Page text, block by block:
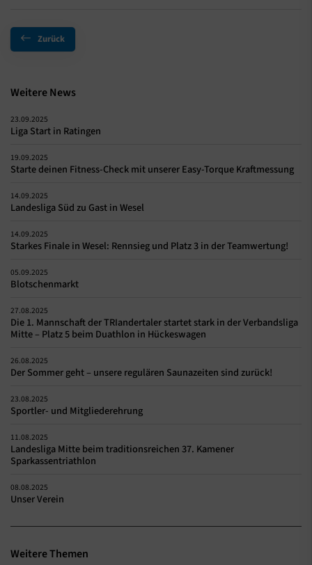
Zurück
Weitere News
23.09.2025
Liga Start in Ratingen
19.09.2025
Starte deinen Fitness-Check mit unserer Easy-Torque Kraftmessung
14.09.2025
Landesliga Süd zu Gast in Wesel
14.09.2025
Starkes Finale in Wesel: Rennsieg und Platz 3 in der Teamwertung!
05.09.2025
Blotschenmarkt
27.08.2025
Die 1. Mannschaft der TRIandertaler startet stark in der Verbandsliga
Mitte – Platz 5 beim Duathlon in Hückeswagen
26.08.2025
Der Sommer geht – unsere regulären Saunazeiten sind zurück!
23.08.2025
Sportler- und Mitgliederehrung
11.08.2025
Landesliga Mitte beim traditionsreichen 37. Kamener
Sparkassentriathlon
08.08.2025
Unser Verein
Weitere Themen